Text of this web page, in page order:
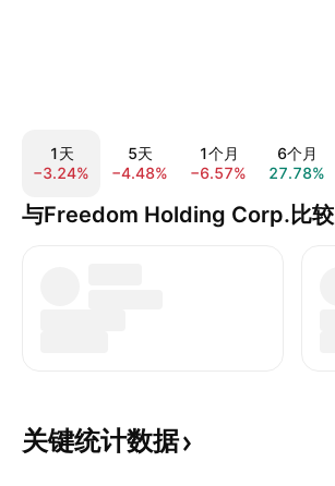
1天
−3.24%
5天
−4.48%
1个月
−6.57%
6个月
27.78%
与Freedom Holding Corp.比较
关键统计数据